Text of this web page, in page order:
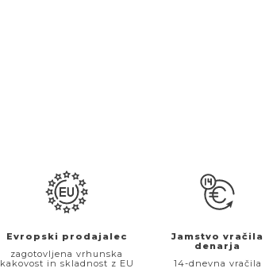
Evropski prodajalec
zagotovljena vrhunska
kakovost in skladnost z EU
Jamstvo vračila
denarja
14-dnevna vračila